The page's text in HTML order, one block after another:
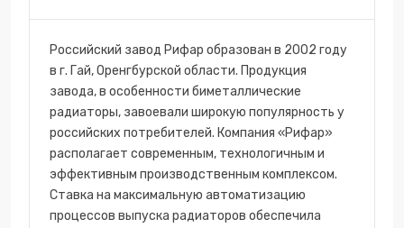
Российский завод Рифар образован в 2002 году
в г. Гай, Оренгбурской области. Продукция
завода, в особенности биметаллические
радиаторы, завоевали широкую популярность у
российских потребителей. Компания «Рифар»
располагает современным, технологичным и
эффективным производственным комплексом.
Ставка на максимальную автоматизацию
процессов выпуска радиаторов обеспечила